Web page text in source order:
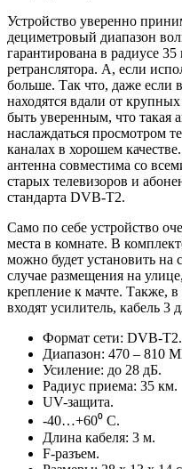
Устройство уверенно
дециметровый диапазон
гарантирована в радиусе
ретранслятора. А, если
больше. Так что, даже если
находятся вдали от
быть уверенным, что такая
наслаждаться просмотром
каналах в хорошем
антенна совместима со
старых телевизоров и
стандарта DVB-T2.
Само по себе устройство
места в комнате. В
можно будет установить
случае размещения на
крепление к мачте. Также,
входят усилитель, кабель 3
Формат сети: DVB-T2.
Диапазон: 470 – 810
Усиление: до 28 дБ.
Радиус приема: 35 км.
UV-защита.
-40…+60⁰ С.
Длина кабеля: 3 м.
F-разъем.